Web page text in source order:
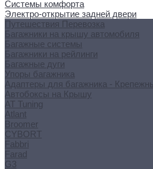
Системы комфорта
Электро-открытие задней двери
Путешествия Перевозка
Багажники на крышу автомобиля
Багажные системы
Багажники на рейлинги
Багажные дуги
Упоры багажника
Адаптеры для багажника -
Автобоксы на Крышу
AT Tuning
Atlant
Broomer
CYBORT
Fabbri
Farad
G3